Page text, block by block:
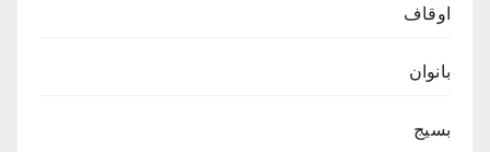
اوقاف
بانوان
بسیج